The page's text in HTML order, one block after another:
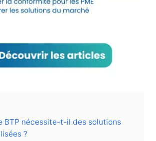
BTP nécessite-t-il des solutions
?